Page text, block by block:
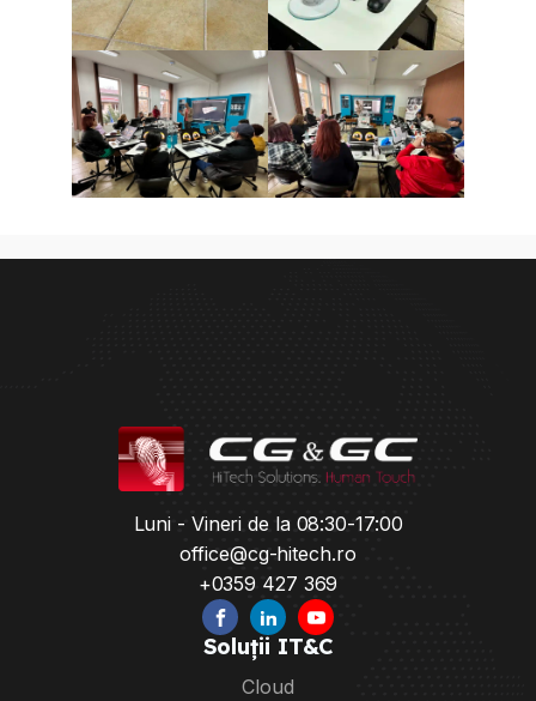
Luni - Vineri de la 08:30-17:00
office@cg-hitech.ro
+0359 427 369
Soluții IT&C
Cloud